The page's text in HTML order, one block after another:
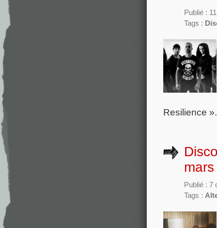
Publié :
Tags :
Resilience
Publié : 7
Tags :